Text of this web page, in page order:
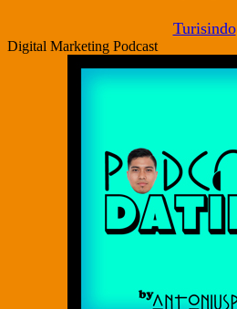
Turisindo
Digital Marketing Podcast